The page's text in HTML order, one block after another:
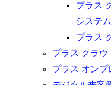
プラス
システム
プラス
プラス クラウ
プラス オンプ